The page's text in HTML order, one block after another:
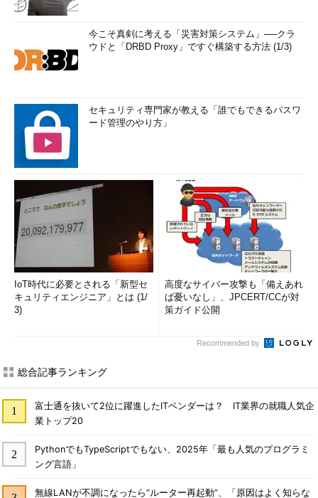
今こそ真剣に考える「災害対策システム」──クラ
ウドと「DRBD Proxy」ですぐ構築する方法 (1/3)
セキュリティ専門家が教える「誰でもできるパスワ
ード管理のやり方」
IoT時代に必要とされる「新型セ
キュリティエンジニア」とは (1/
3)
高度なサイバー攻撃も「備えあれ
ば憂いなし」、JPCERT/CCが対
策ガイド公開
Recommended by
総合記事ランキング
富士通を抜いて2位に躍進したITベンダーは？ IT業界の就職人気企
業トップ20
PythonでもTypeScriptでもない、2025年「最も人気のプログラミ
ング言語」
無線LANが不調になったら“ルーター再起動”、「原因はよく知らな